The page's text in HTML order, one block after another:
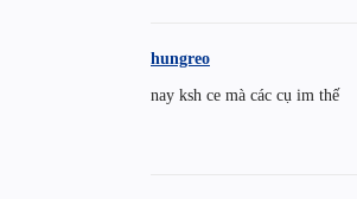
hungreo
nay ksh ce mà các cụ im thế